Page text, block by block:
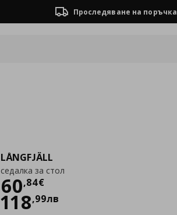
Проследяване на поръчка
LÅNGFJÄLL
седалка за стол
60,84€
Цена
118,99лв